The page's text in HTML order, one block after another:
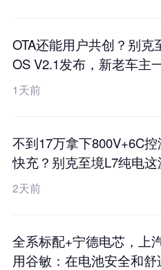
OTA还能用户共创？别克
OS V2.1发布，新老车主
同仁
1天前
不到17万拿下800V+6C控
快充？别克至境L7纯电这
补预售权益价直接杀疯！
2天前
全系标配+宁德电芯，上
用谷敏：在电池安全和舒